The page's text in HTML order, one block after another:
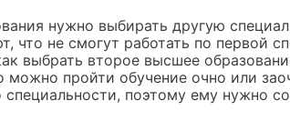
нужно выбирать другую
что не смогут работать по первой
выбрать второе высшее
можно пройти обучение очно или
поэтому ему нужно